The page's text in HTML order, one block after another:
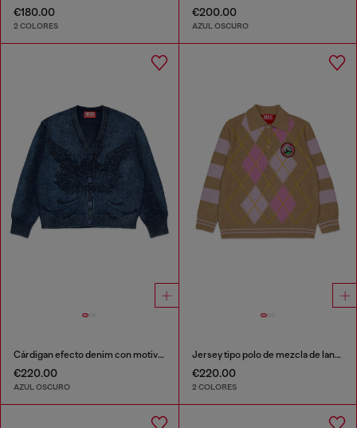
€180.00
2 COLORES
€200.00
AZUL OSCURO
Cárdigan efecto denim con motivo de fénix
€220.00
AZUL OSCURO
Jersey tipo polo de mezcla de lana con motivo argyle
€220.00
2 COLORES